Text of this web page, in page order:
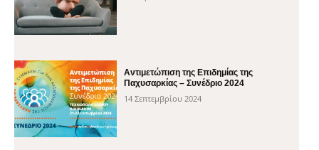
Αντιμετώπιση της Επιδημίας της
Παχυσαρκίας – Συνέδριο 2024
14 Σεπτεμβρίου 2024